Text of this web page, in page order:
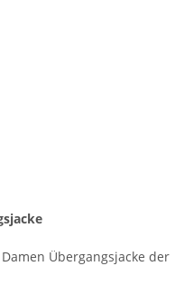
Übergangsjacke der